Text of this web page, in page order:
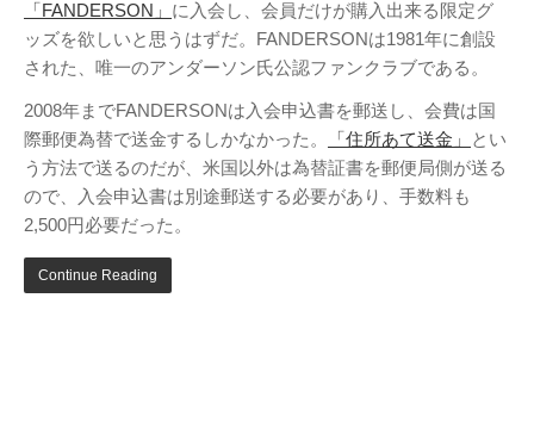
「FANDERSON」 に入会し、会員だけが購入出来る限定グ
ッズを欲しいと思うはずだ。FANDERSONは1981年に創設
された、唯一のアンダーソン氏公認ファンクラブである。
2008年までFANDERSONは入会申込書を郵送し、会費は国
際郵便為替で送金するしかなかった。
「住所あて送金」
とい
う方法で送るのだが、米国以外は為替証書を郵便局側が送る
ので、入会申込書は別途郵送する必要があり、手数料も
2,500円必要だった。
Continue Reading